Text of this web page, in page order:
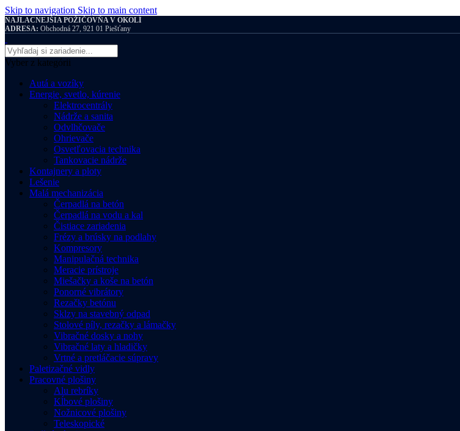
Skip to navigation Skip to main content
NAJLACNEJŠIA POŽIČOVŇA V OKOLÍ
ADRESA: Obchodná 27, 921 01 Piešťany
Vyber z kategórii
Autá a vozíky
Energie, svetlo, kúrenie
Elektrocentrály
Nádrže a sanita
Odvlhčovače
Ohrievače
Osvetľovacia technika
Tankovacie nádrže
Kontajnery a ploty
Lešenie
Malá mechanizácia
Čerpadlá na betón
Čerpadlá na vodu a kal
Čistiace zariadenia
Frézy a brúsky na podlahy
Kompresory
Manipulačná technika
Meracie prístroje
Miešačky a koše na betón
Ponorné vibrátory
Rezačky betónu
Sklzy na stavebný odpad
Stolové píly, rezačky a lámačky
Vibračné dosky a nohy
Vibračné laty a hladičky
Vrtné a pretláčacie súpravy
Paletizačné vidly
Pracovné plošiny
Alu rebríky
Kĺbové plošiny
Nožnicové plošiny
Teleskopické